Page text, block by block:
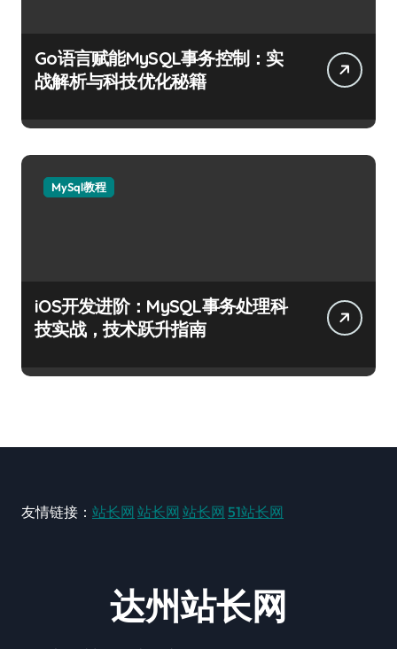
Go语言赋能MySQL事务控制：实
战解析与科技优化秘籍
MySql教程
iOS开发进阶：MySQL事务处理科
技实战，技术跃升指南
友情链接： 站长网 站长网 站长网 51站长网
达州站长网